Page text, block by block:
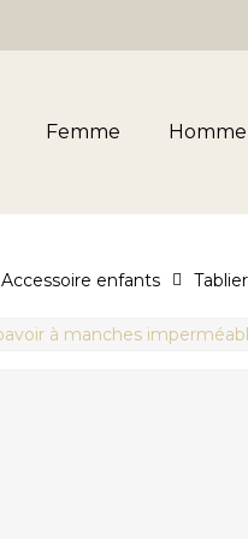
Femme Homme
Accessoire enfants